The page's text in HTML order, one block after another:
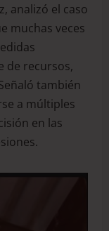
analizó el caso
muchas veces
de recursos,
también
a múltiples
en las